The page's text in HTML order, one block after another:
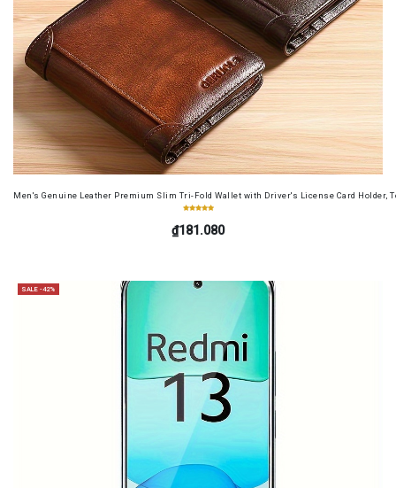
Men's Genuine Leather Premium Slim Tri-Fold Wallet with Driver's License Card Holder,
₫181.080
SALE -42%